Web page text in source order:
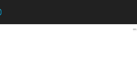
Pilar López: “Windows 10 es